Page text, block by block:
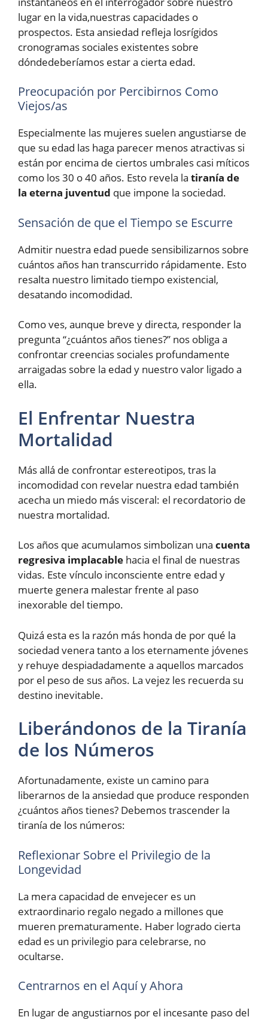
lugar en la vida,nuestras capacidades o
prospectos. Esta ansiedad refleja losrígidos
cronogramas sociales existentes sobre
dóndedeberíamos estar a cierta edad.
Preocupación por Percibirnos Como
Viejos/as
Especialmente las mujeres suelen angustiarse de
que su edad las haga parecer menos atractivas si
están por encima de ciertos umbrales casi míticos
como los 30 o 40 años. Esto revela la tiranía de
la eterna juventud que impone la sociedad.
Sensación de que el Tiempo se Escurre
Admitir nuestra edad puede sensibilizarnos sobre
cuántos años han transcurrido rápidamente. Esto
resalta nuestro limitado tiempo existencial,
desatando incomodidad.
Como ves, aunque breve y directa, responder la
pregunta “¿cuántos años tienes?” nos obliga a
confrontar creencias sociales profundamente
arraigadas sobre la edad y nuestro valor ligado a
ella.
El Enfrentar Nuestra
Mortalidad
Más allá de confrontar estereotipos, tras la
incomodidad con revelar nuestra edad también
acecha un miedo más visceral: el recordatorio de
nuestra mortalidad.
Los años que acumulamos simbolizan una cuenta
regresiva implacable hacia el final de nuestras
vidas. Este vínculo inconsciente entre edad y
muerte genera malestar frente al paso
inexorable del tiempo.
Quizá esta es la razón más honda de por qué la
sociedad venera tanto a los eternamente jóvenes
y rehuye despiadadamente a aquellos marcados
por el peso de sus años. La vejez les recuerda su
destino inevitable.
Liberándonos de la Tiranía
de los Números
Afortunadamente, existe un camino para
liberarnos de la ansiedad que produce responden
¿cuántos años tienes? Debemos trascender la
tiranía de los números:
Reflexionar Sobre el Privilegio de la
Longevidad
La mera capacidad de envejecer es un
extraordinario regalo negado a millones que
mueren prematuramente. Haber logrado cierta
edad es un privilegio para celebrarse, no
ocultarse.
Centrarnos en el Aquí y Ahora
En lugar de angustiarnos por el incesante paso del